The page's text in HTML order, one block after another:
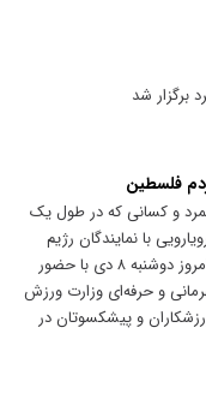
برگزار شد
فلسطین
و کسانی که در طول یک
با نمایندگان رژیم
غاصب صهیونیستی امتناع کرده بودند، بعد از ظهر امروز دوشنبه ۸ دی با حضور
و حرفه‌ای وزارت ورزش
و پیشکسوتان در